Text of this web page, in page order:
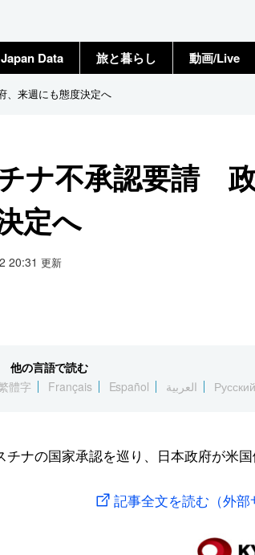
Japan Data 旅と暮らし 動画/Live
来週にも態度決定へ
ナ不承認要請
定へ
20:31 更新
他の言語で読む
體字 Français Español العربية Русский
ナの国家承認を巡り、日本政府が米
記事全文を読む（外部